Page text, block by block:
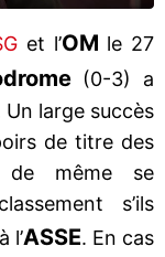
et l’OM le 27
(0-3) a
large succès
de titre des
de même se
s’ils
l’ASSE. En cas